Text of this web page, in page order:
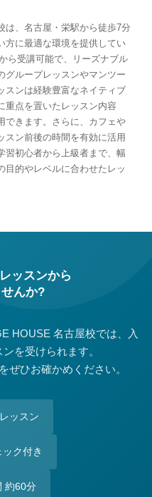
は、名古屋・栄駅から徒歩7分
方に最適な環境を提供してい
ら受講可能で、リーズナブル
グループレッスンやマンツー
スンは経験豊富なネイティブ
重点を置いたレッスン内容
できます。さらに、カフェや
スン前後の時間を有効に活用
習初心者から上級者まで、幅
目的やレベルに合わせたレッ
ッスンから
んか?
HOUSE 名古屋校では、入
を受けられます。
ぜひお確かめください。
ッスン
ク付き
約60分